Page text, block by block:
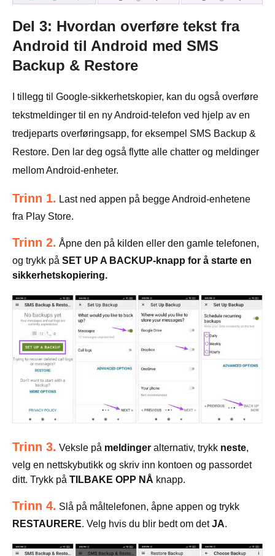
Del 3: Hvordan overføre tekst fra
Android til Android med SMS
Backup & Restore
I tillegg til Google-sikkerhetskopier, kan du også overføre
tekstmeldinger til en ny Android-telefon ved hjelp av en
tredjeparts overføringsapp, for eksempel SMS Backup &
Restore. Den lar deg også flytte alle chatter og meldinger
mellom Android-enheter.
Trinn 1. Last ned appen på begge Android-enhetene
fra Play Store.
Trinn 2. Åpne den på kilden eller den gamle telefonen,
og trykk på SET UP A BACKUP-knapp for å starte en
sikkerhetskopiering.
Trinn 3. Veksle på meldinger alternativ, trykk neste,
velg en nettskybutikk og skriv inn kontoen og passordet
ditt. Trykk på TILBAKE OPP NÅ knapp.
Trinn 4. Slå på måltelefonen, åpne appen og trykk
RESTAURERE. Velg hvis du blir bedt om detJA.